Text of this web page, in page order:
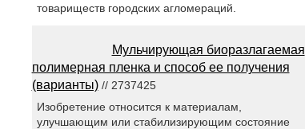
товариществ городских агломераций.
Мульчирующая биоразлагаемая
полимерная пленка и способ ее получения
(варианты)// 2737425
Изобретение относится к материалам,
улучшающим или стабилизирующим состояние